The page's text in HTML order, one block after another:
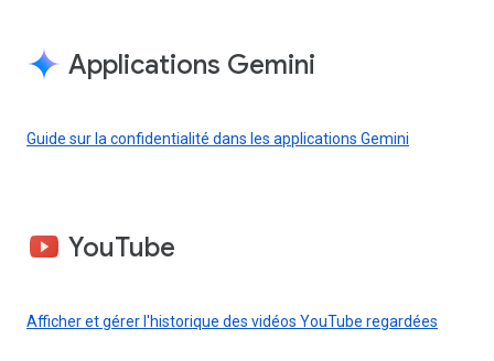
Applications Gemini
Guide sur la confidentialité dans les applications Gemini
YouTube
Afficher et gérer l'historique des vidéos YouTube regardées